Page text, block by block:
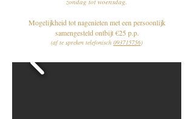
Mogelijkheid tot nagenieten met een persoonlijk
samengesteld ontbijt €25 p.p.
(af te spreken telefonisch 093715756)